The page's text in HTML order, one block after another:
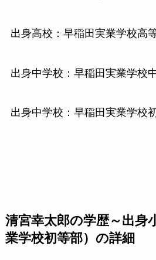
出身高校：早稲田実業学校高
出身中学校：早稲田実業学校
出身中学校：早稲田実業学校
清宮幸太郎の学歴～出身
業学校初等部）の詳細